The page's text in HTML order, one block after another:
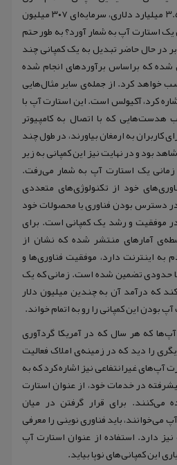
موفق شده با داشتن ارزشی ۳.۵ میلیارد دلاری، سرمایه‌ای ۳۰۷ میلیون
استارت آپ به شمار آورد؟ به طور حتم
در حال حاضر تبدیل به یک کمپانی چند
که براساس برآوردهای انجام شده
کسب خواهد کرد. از جمله‌ی سایر مثال‌هایی
کرد، آکیولس است. این استارت آپ با
هدست‌هایی که با اتصال به کامپیوتر
کاربران به ارمغان بیاورند، در طول چند
بود و در نهایت نیز این کمپانی به زیر
یک استارت آپ به شمار می‌رفت.
خود از تکنولوژی‌های متعددی
دسترس بودن فناوری‌ یا محصولات خود
موفقیت و رشد یک کمپانی است. برای
آمارهای منتشر شده که نشان از
مردم به اینترنت دارد، موفقیت فناوری‌ها و
حدودی تضمین شده است. زمانی که یک
که درآمد آن به چندین میلیون دلار
بودن این کمپانی را رو به اتمام خواند.
که هر سال که در آمریکا گردآوری
را دید که در زمینه‌ی املاک فعالیت
آپ‌های غیرانتفاعی نیز اشاره کرد که به
در خدمات خود، از عنوان استارت
می‌کنند. برای قرار گرفتن در میان
می‌خوانند، باید فناوری نوینی را معرفی
دارد. استفاده از عنوان استارت آپ
این کمپانی‌های نوپا بیاید.